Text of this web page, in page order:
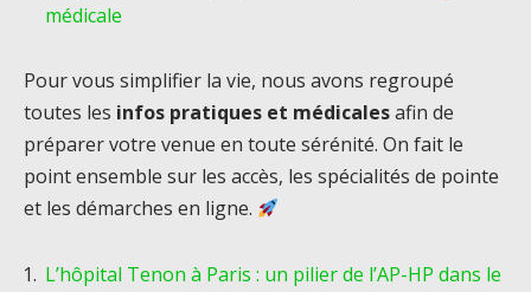
médicale
Pour vous simplifier la vie, nous avons regroupé
toutes les infos pratiques et médicalesafin de
préparer votre venue en toute sérénité. On fait le
point ensemble sur les accès, les spécialités de pointe
et les démarches en ligne.
L’hôpital Tenon à Paris : un pilier de l’AP-HP dans le